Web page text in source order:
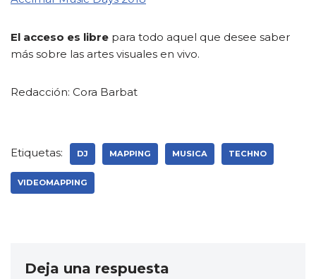
El acceso es libre para todo aquel que desee saber
más sobre las artes visuales en vivo.
Redacción: Cora Barbat
Etiquetas: DJ MAPPING MUSICA TECHNO
VIDEOMAPPING
Deja una respuesta